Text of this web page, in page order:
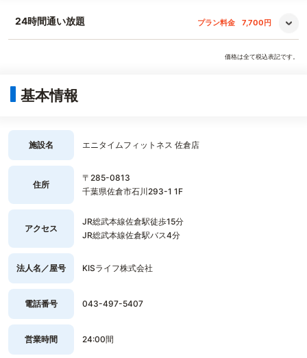
24時間通い放題 プラン料金 7,700円
価格は全て税込表記です。
基本情報
施設名 エニタイムフィットネス 佐倉店
住所
〒285-0813
千葉県佐倉市石川293-1 1F
アクセス
JR総武本線佐倉駅徒歩15分
JR総武本線佐倉駅バス4分
法人名／屋号 KISライフ株式会社
電話番号 043-497-5407
営業時間 24:00間